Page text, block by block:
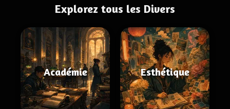
Explorez tous les Divers
Académie Esthétique